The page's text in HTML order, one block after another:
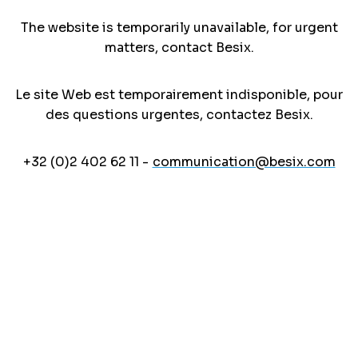
The website is temporarily unavailable, for urgent
matters, contact Besix.
Le site Web est temporairement indisponible, pour
des questions urgentes, contactez Besix.
+32 (0)2 402 62 11 - communication@besix.com